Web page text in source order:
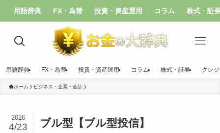
用語辞典 FX・為替 投資・資産運用 コラム 株式・証
用語辞典 FX・為替 投資・資産運用 コラム 株式・証券 クレ
ホーム ビジネス・企業・会計
ブル型【ブル型投信】
2026
4/23